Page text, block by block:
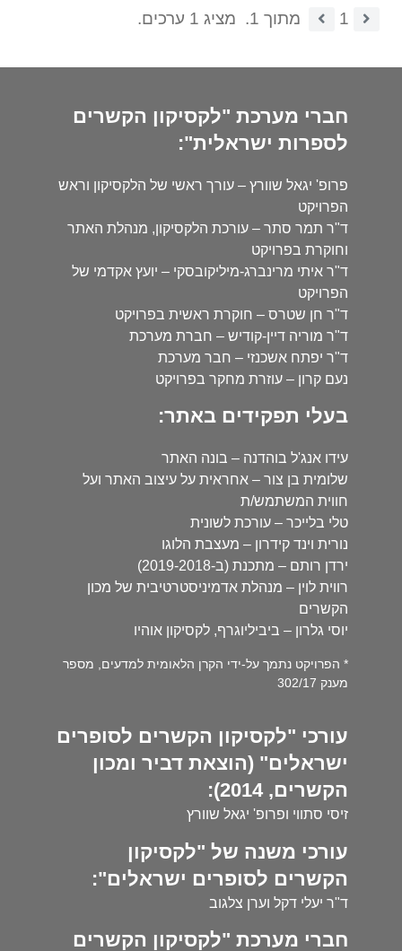
1 מתוך 1. מציג 1 ערכים.
חברי מערכת "לקסיקון הקשרים
לספרות ישראלית":
פרופ' יגאל שוורץ – עורך ראשי של הלקסיקון וראש
הפרויקט
ד"ר תמר סתר – עורכת הלקסיקון, מנהלת האתר
וחוקרת בפרויקט
ד"ר איתי מרינברג-מיליקובסקי – יועץ אקדמי של
הפרויקט
ד"ר חן שטרס – חוקרת ראשית בפרויקט
ד"ר מוריה דיין-קודיש – חברת מערכת
ד"ר יפתח אשכנזי – חבר מערכת
נעם קרון – עוזרת מחקר בפרויקט
בעלי תפקידים באתר:
עידו אנג'ל בוהדנה – בונה האתר
שלומית בן צור – אחראית על עיצוב האתר ועל
חווית המשתמש/ת
טלי בלייכר – עורכת לשונית
נורית וינד קידרון – מעצבת הלוגו
ירדן רותם – מתכנת (ב-2019-2018)
רווית לוין – מנהלת אדמיניסטרטיבית של מכון
הקשרים
יוסי גלרון – ביביליוגרף, לקסיקון אוהיו
* הפרויקט נתמך על-ידי הקרן הלאומית למדעים, מספר
מענק 302/17
עורכי "לקסיקון הקשרים לסופרים
ישראלים" (הוצאת דביר ומכון
הקשרים, 2014):
זיסי סתווי ופרופ' יגאל שוורץ
עורכי משנה של "לקסיקון
הקשרים לסופרים ישראלים":
ד"ר יעלי דקל וערן צלגוב
חברי מערכת "לקסיקון הקשרים